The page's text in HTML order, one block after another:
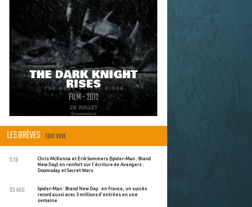
THE DARK KNIGHT
RISES
FILM - 2012
LES BRÈVES TOUT VOIR
Chris McKenna et Erik Sommers (Spider-Man : Brand
New Day) en renfort sur l'écriture de Avengers :
Doomsday et Secret Wars
11:19
Spider-Man : Brand New Day : en France, un succès
record aussi avec 3 millions d'entrées en une
semaine
05 AOU